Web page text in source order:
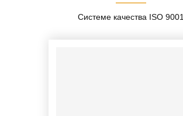
Системе качества ISO 9001